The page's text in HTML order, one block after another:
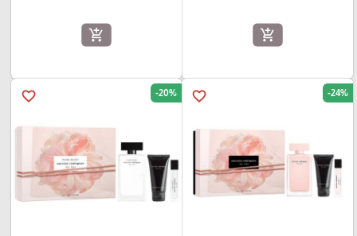
add_shopping_cart
add_shopping_cart
favorite_border -24%
favorite_border -20%